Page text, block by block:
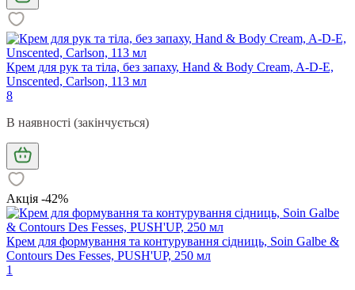
Крем для рук та тіла, без запаху, Hand & Body Cream, A-D-E,
Unscented, Carlson, 113 мл
8
В наявності (закінчується)
Акція -42%
Крем для формування та контурування сідниць, Soin Galbe &
Contours Des Fesses, PUSH'UP, 250 мл
1